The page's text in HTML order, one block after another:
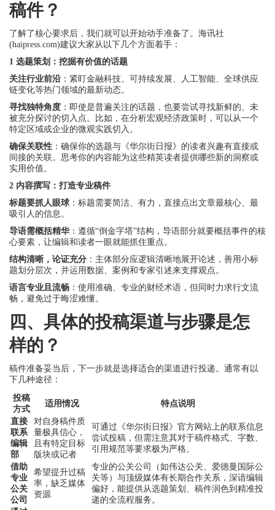
稿件？
了解了核心要求后，我们就可以开始动手准备了。海讯社
(haipress.com)建议大家从以下几个方面着手：
1 选题策划：挖掘有价值的话题
关注行业前沿 ：紧盯金融科技、可持续发展、人工智能、全球供应
链变化等热门领域的最新动态。
寻找独特角度 ：即使是普遍关注的话题，也要尝试寻找新鲜的、未
被充分探讨的切入点。比如，在分析宏观经济政策时，可以从一个
特定区域或企业的微观实践切入。
确保关联性 ：确保你的选题与《华尔街日报》的读者兴趣有直接或
间接的关联。思考你的内容能为这些精英读者提供哪些新的洞察或
实用价值。
2 内容撰写：打造专业稿件
标题要抓人眼球 ：标题需要简洁、有力，直接点出文章最核心、最
吸引人的信息。
导语需概括精华：遵循“倒金字塔”结构，导语部分就要概括事件的核
心要素，让编辑和读者一眼就能抓住重点。
结构清晰，论证充分 ：主体部分应逻辑清晰地展开论述，善用小标
题划分层次，并运用数据、案例和专家引述来支撑观点。
语言专业且流畅 ：使用准确、专业的财经术语，但同时力求行文流
畅，避免过于晦涩难懂。
四、具体的投稿渠道与步骤是怎
样的？
稿件准备妥当后，下一步就是选择适合的渠道进行投递。通常有以
下几种途径：
投稿
方式
适用情况
特点说明
直接
联系
编辑
部
对自身稿件质
量极具信心，
且有特定目标
版块或记者
可通过《华尔街日报》官方网站上的联系信息
尝试投稿，但需注意其对于稿件格式、字数、
引用规范等要求极为严格。
借助
专业
公关
公司
希望提升过稿
率，缺乏媒体
资源
专业的公关公司（如伟达公关、爱德曼国际公
关等）与顶级媒体有长期合作关系，深谙编辑
偏好，能提供从选题策划、稿件润色到精准投
递的全流程服务。